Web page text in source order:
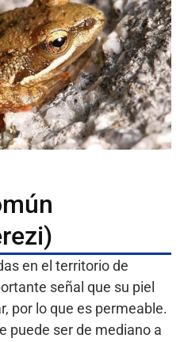
en el territorio de
señal que su piel
por lo que es permeable.
puede ser de mediano a